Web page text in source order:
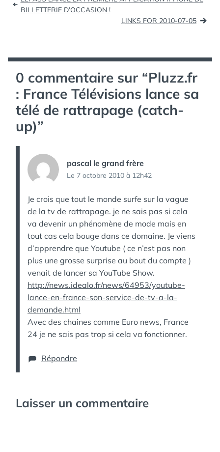
deBILLETTERIE D’OCCASION !
LINKS FOR 2010-07-05
0 commentaire sur “Pluzz.fr
: France Télévisions lance sa
télé de rattrapage (catch-
up)”
pascal le grand frère
Le 7 octobre 2010 à 12h42
Je crois que tout le monde surfe sur la vague
de la tv de rattrapage. je ne sais pas si cela
va devenir un phénomène de mode mais en
tout cas cela bouge dans ce domaine. Je viens
d’apprendre que Youtube ( ce n’est pas non
plus une grosse surprise au bout du compte )
venait de lancer sa YouTube Show.
http://news.idealo.fr/news/64953/youtube-
lance-en-france-son-service-de-tv-a-la-
demande.html
Avec des chaines comme Euro news, France
24 je ne sais pas trop si cela va fonctionner.
Répondre
Laisser un commentaire